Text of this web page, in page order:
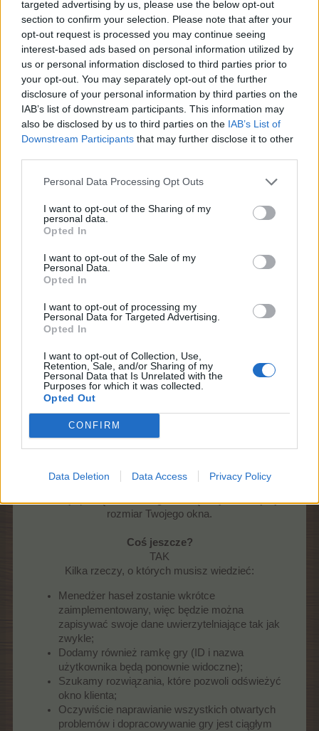
targeted advertising by us, please use the below opt-out
section to confirm your selection. Please note that after your
opt-out request is processed you may continue seeing
interest-based ads based on personal information utilized by
us or personal information disclosed to third parties prior to
your opt-out. You may separately opt-out of the further
disclosure of your personal information by third parties on the
IAB’s list of downstream participants. This information may
also be disclosed by us to third parties on the IAB’s List of
Downstream Participants that may further disclose it to other
Personal Data Processing Opt Outs
I want to opt-out of the Sharing of my
personal data.
Opted In
I want to opt-out of the Sale of my
Personal Data.
Opted In
I want to opt-out of processing my
Personal Data for Targeted Advertising.
Opted In
I want to opt-out of Collection, Use,
Retention, Sale, and/or Sharing of my
Personal Data that Is Unrelated with the
Purposes for which it was collected.
Opted Out
CONFIRM
Data Deletion Data Access Privacy Policy
połączenie z Internetem. Ponadto zwróć uwagę, że nie
jesteś zalogowany na swoje konto w innym kliencie. Jak
zwykle możesz grać tylko na jednym koncie w tym
samym czasie.
Po pobraniu i zainstalowaniu klienta po raz pierwszy
należy ponownie uruchomić komputer.
W zależności od wydajności systemu i szybkości
Internetu pobieranie i uruchamianie klienta może chwilę
potrwać. Im starszy komputer (mniej wydajny procesor) i
wolniejsze połączenie internetowe, tym dłużej może
wsparcia, chętnie Ci pomogą!
(np. Windows XP lub Vista), niestety klient nie będzie
działał. Obecnie skupiamy się również na systemie
operacyjnym Windows. Systemy Mac i Linux nie są
obecnie obsługiwane, ale pracujemy już nad
rozwiązaniem dla komputerów Mac.
Zaimplementowaliśmy już funkcję Powiększania.
Możesz ją znaleźć w ustawieniach gry:
Funkcja powiększania w grze zwiększy i zmniejszy
rozmiar Twojego okna.
Coś jeszcze?
TAK
Kilka rzeczy, o których musisz wiedzieć:​
Menedżer haseł zostanie wkrótce
zaimplementowany, więc będzie można
zapisywać swoje dane uwierzytelniające tak jak
zwykle;
Dodamy również ramkę gry (ID i nazwa
użytkownika będą ponownie widoczne);
Szukamy rozwiązania, które pozwoli odświeżyć
okno klienta;
Oczywiście naprawianie wszystkich otwartych
problemów i dopracowywanie gry jest ciągłym